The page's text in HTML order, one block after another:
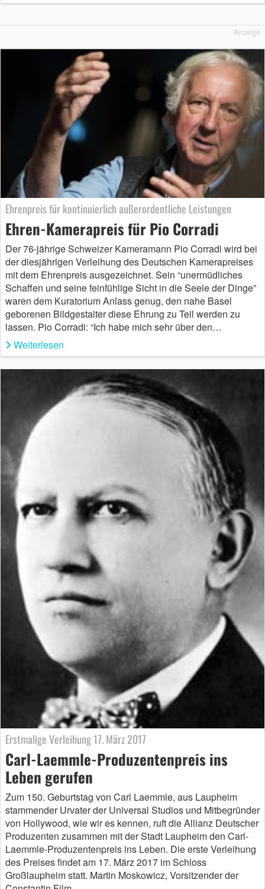
Anzeige
Ehrenpreis für kontinuierlich außerordentliche Leistungen
Ehren-Kamerapreis für Pio Corradi
Der 76-jährige Schweizer Kameramann Pio Corradi wird bei
der diesjährigen Verleihung des Deutschen Kamerapreises
mit dem Ehrenpreis ausgezeichnet. Sein “unermüdliches
Schaffen und seine feinfühlige Sicht in die Seele der Dinge”
waren dem Kuratorium Anlass genug, den nahe Basel
geborenen Bildgestalter diese Ehrung zu Teil werden zu
lassen. Pio Corradi: “Ich habe mich sehr über den…
Weiterlesen
Erstmalige Verleihung 17. März 2017
Carl-Laemmle-Produzentenpreis ins
Leben gerufen
Zum 150. Geburtstag von Carl Laemmle, aus Laupheim
stammender Urvater der Universal Studios und Mitbegründer
von Hollywood, wie wir es kennen, ruft die Allianz Deutscher
Produzenten zusammen mit der Stadt Laupheim den Carl-
Laemmle-Produzentenpreis ins Leben. Die erste Verleihung
des Preises findet am 17. März 2017 im Schloss
Großlaupheim statt. Martin Moskowicz, Vorsitzender der